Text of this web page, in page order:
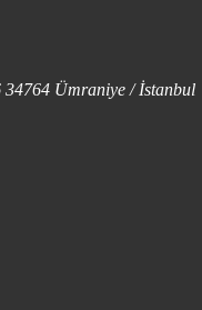
34764 Ümraniye / İstanbul